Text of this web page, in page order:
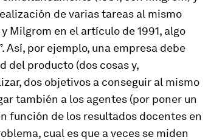
de varias tareas al mismo
Milgrom en el artículo de 1991, algo
Así, por ejemplo, una empresa debe
del producto (dos cosas y,
dos objetivos a conseguir al mismo
también a los agentes (por poner un
función de los resultados docentes en
cual es que a veces se miden